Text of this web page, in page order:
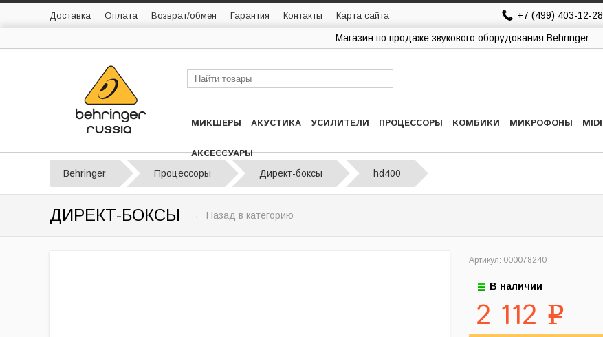
Доставка Оплата Возврат/обмен Гарантия Контакты Карта сайта +7 (499) 403-12-28
Магазин по продаже звукового оборудования Behringer
МИКШЕРЫ АКУСТИКА УСИЛИТЕЛИ ПРОЦЕССОРЫ КОМБИКИ МИКРОФОНЫ MIDI
АКСЕССУАРЫ
Behringer Процессоры Директ-боксы hd400
ДИРЕКТ-БОКСЫ ← Назад в категорию
Артикул: 000078240
В наличии
2 112 Р